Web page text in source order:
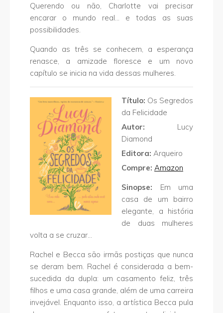
Querendo ou não, Charlotte vai precisar
encarar o mundo real… e todas as suas
possibilidades.
Quando as três se conhecem, a esperança
renasce, a amizade floresce e um novo
capítulo se inicia na vida dessas mulheres.
Título: Os Segredos
da Felicidade
Autor: Lucy
Diamond
Editora: Arqueiro
Compre: Amazon
Sinopse: Em uma
casa de um bairro
elegante, a história
de duas mulheres
volta a se cruzar…
Rachel e Becca são irmãs postiças que nunca
se deram bem. Rachel é considerada a bem-
sucedida da dupla: um casamento feliz, três
filhos e uma casa grande, além de uma carreira
invejável. Enquanto isso, a artística Becca pula